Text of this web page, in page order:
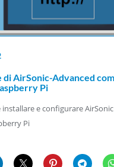
di AirSonic-Advanced
Pi
installare e configurare
Pi